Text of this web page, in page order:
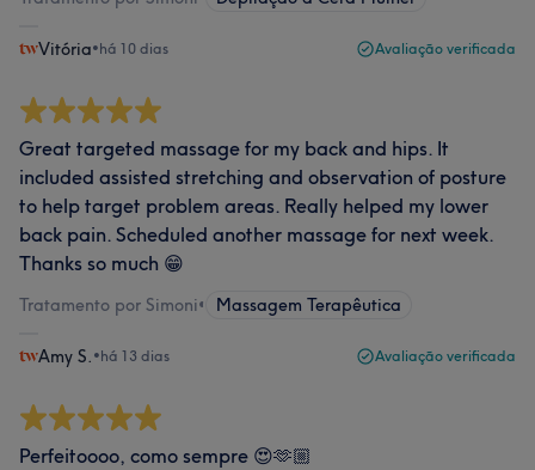
Vitória•há 10 dias Avaliação verificada
Great targeted massage for my back and hips. It
included assisted stretching and observation of posture
to help target problem areas. Really helped my lower
back pain. Scheduled another massage for next week.
Thanks so much 😁
Tratamento por Simoni• Massagem Terapêutica
Amy S. •há 13 dias Avaliação verificada
Perfeitoooo, como sempre 😍🫶🏼